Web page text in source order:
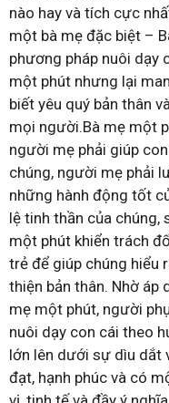
nào hay và tích cực
một bà mẹ đặc biệt –
phương pháp nuôi dạy
một phút nhưng lại
biết yêu quý bản thân
mọi người.Bà mẹ một
người mẹ phải giúp
chúng, người mẹ phải
những hành động tốt
lệ tinh thần của chúng,
một phút khiển trách
trẻ để giúp chúng hiểu
thiện bản thân. Nhờ áp
mẹ một phút, người
nuôi dạy con cái theo
lớn lên dưới sự dìu dắt
đạt, hạnh phúc và có